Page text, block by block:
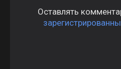
Оставлять